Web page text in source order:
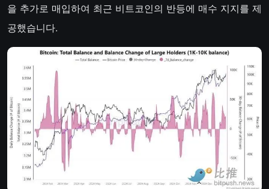
을 추가로 매입하여 최근 비트코인의 반등에 매수 지지를 제
공했습니다.